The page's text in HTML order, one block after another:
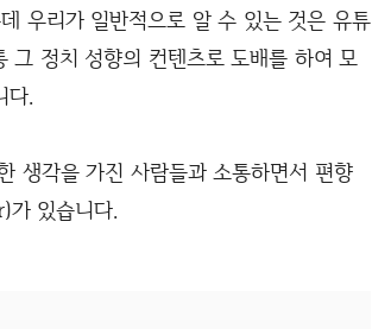
우리가 일반적으로 알 수 있는 것은 유튜
그 정치 성향의 컨텐츠로 도배를 하여 모
다.
생각을 가진 사람들과 소통하면서 편향
가 있습니다.